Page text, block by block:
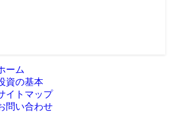
ーム
資の基本
イトマップ
問い合わせ